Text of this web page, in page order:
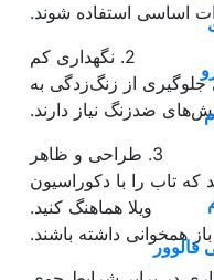
اساسی استفاده شوند.
2. نگهداری کم
جلوگیری از زنگ‌زدگی به
ضدزنگ نیاز دارند.
3. طراحی و ظاهر
تاب را با دکوراسیون
ویلا هماهنگ کنید.
همخوانی داشته باشند.
فالوور